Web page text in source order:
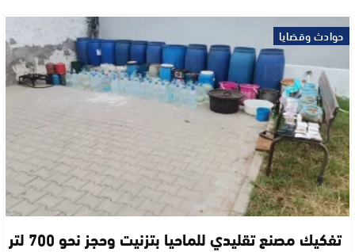
حوادث وقضايا
تفكيك مصنع تقليدي للماحيا بتزنيت وحجز نحو 700 لتر